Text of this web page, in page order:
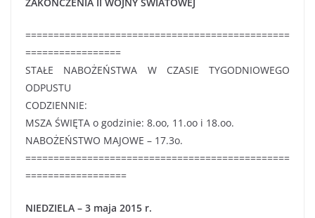
ZAKOŃCZENIA II WOJNY ŚWIATOWEJ
===============================================
=================
STAŁE NABOŻEŃSTWA W CZASIE TYGODNIOWEGO
ODPUSTU
CODZIENNIE:
MSZA ŚWIĘTA o godzinie: 8.oo, 11.oo i 18.oo.
NABOŻEŃSTWO MAJOWE – 17.3o.
===============================================
==================
NIEDZIELA – 3 maja 2015 r.